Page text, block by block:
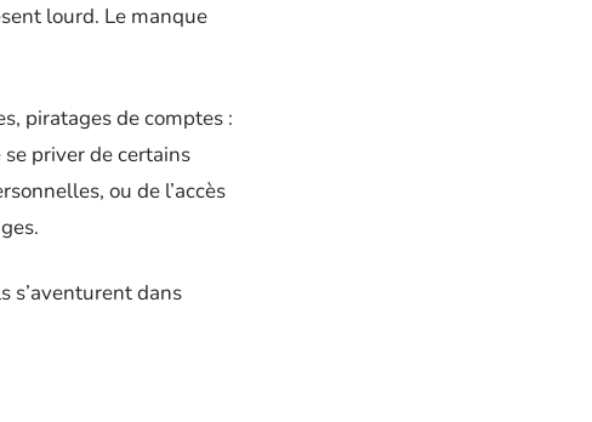
lourd. Le manque
piratages de comptes :
priver de certains
ou de l’accès
s’aventurent dans